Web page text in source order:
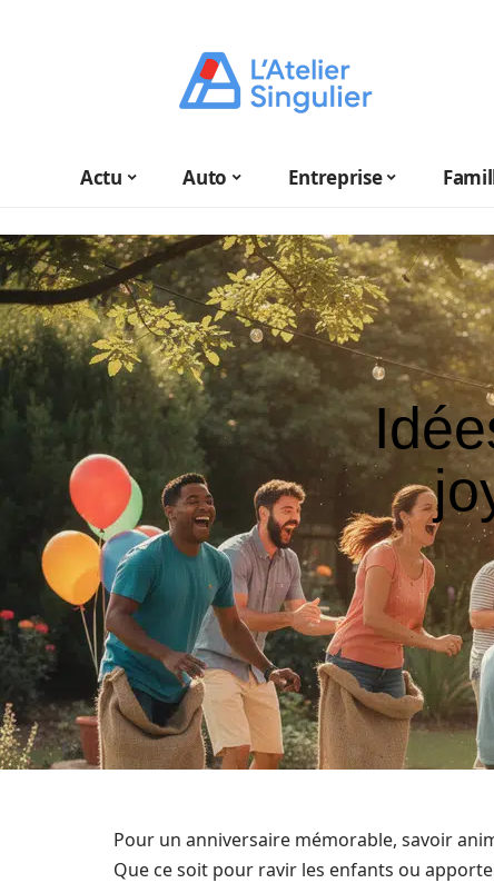
Actu Auto Entreprise
Pour un anniversaire mémorable, savoir
Que ce soit pour ravir les enfants ou